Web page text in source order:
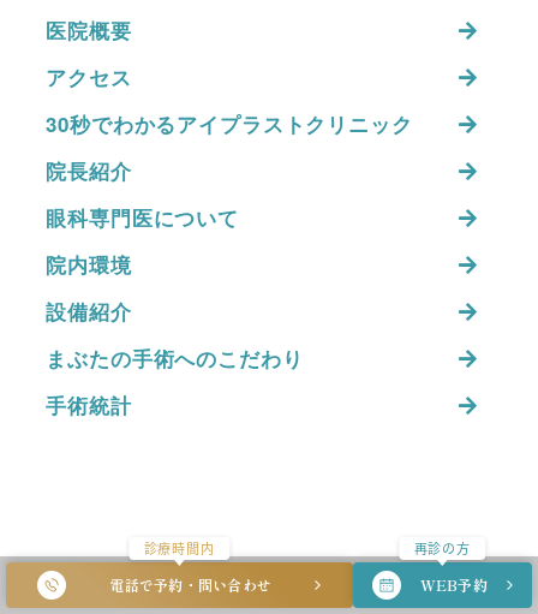
診療時間内
電話で予約・問い合わせ
再診の方
WEB予約
医院概要
アクセス
30秒でわかるアイプラストクリニック
院長紹介
眼科専門医について
院内環境
設備紹介
まぶたの手術へのこだわり
手術統計